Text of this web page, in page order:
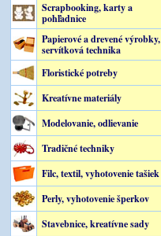
Scrapbooking, karty a
pohľadnice
Papierové a drevené výrobky,
servítková technika
Floristické potreby
Kreatívne materiály
Modelovanie, odlievanie
Tradičné techniky
Filc, textil, vyhotovenie tašiek
Perly, vyhotovenie šperkov
Stavebnice, kreatívne sady